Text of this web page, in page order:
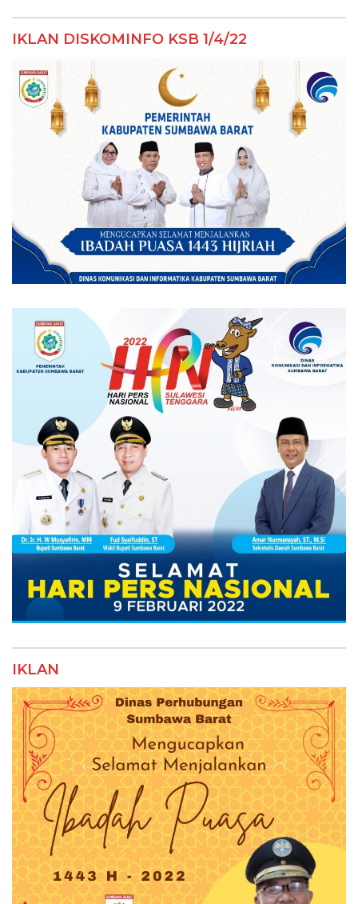
IKLAN DISKOMINFO KSB 1/4/22
IKLAN